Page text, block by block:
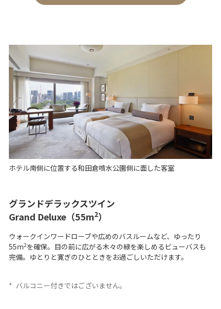
ホテル南側に位置する和田倉噴水公園側に面した客室
グランドデラックスツイン
Grand Deluxe（55m2）
ウォークインワードローブや広めのバスルームなど、ゆったり
55m2を確保。目の前に広がる木々の緑を楽しめるビューバスも
完備。ゆとりと寛ぎのひとときをお過ごしいただけます。
* バルコニー付きではございません。